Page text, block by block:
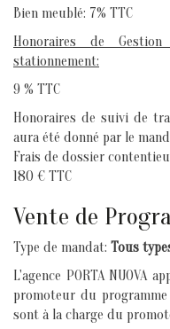
Bien meublé: 7% TTC
Honoraires de
stationnement:
9 % TTC
Honoraires de suivi de
aura été donné par le
Frais de dossier
180 € TTC
Vente de
Type de mandat: Tous
L'agence PORTA NUOVA
promoteur du
sont à la charge du